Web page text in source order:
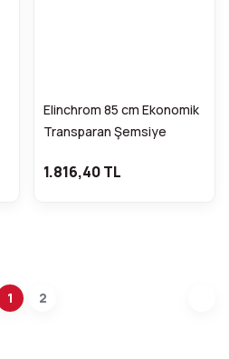
Elinchrom 85 cm Ekonomik
Transparan Şemsiye
1.816,40 TL
1 2